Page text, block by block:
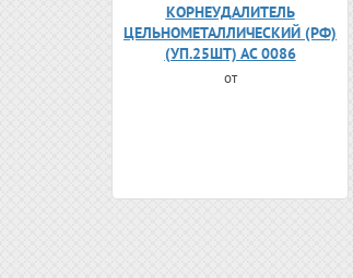
КОРНЕУДАЛИТЕЛЬ
ЦЕЛЬНОМЕТАЛЛИЧЕСКИЙ (РФ)
(УП.25ШТ) АС 0086
от